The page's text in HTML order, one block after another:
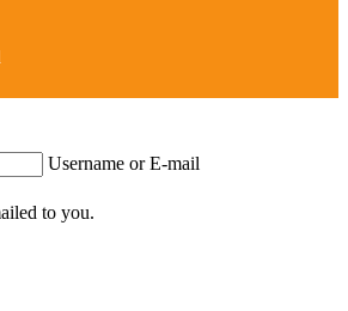
Username or E-mail
to you.